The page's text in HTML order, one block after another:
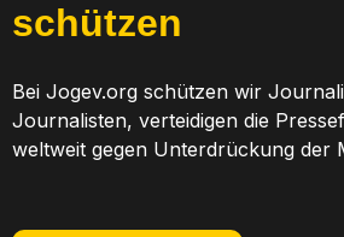
schützen
Bei Jogev.org schützen wir
Journalisten, verteidigen die
weltweit gegen Unterdrückung der